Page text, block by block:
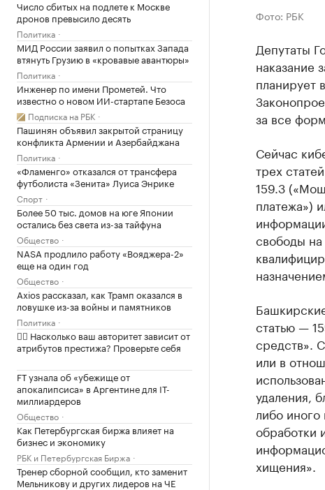
Число сбитых на подлете к Москве
дронов превысило десять
Политика
МИД России заявил о попытках Запада
втянуть Грузию в «кровавые авантюры»
Политика
Инженер по имени Прометей. Что
известно о новом ИИ-стартапе Безоса
Подписка на РБК
Пашинян объявил закрытой страницу
конфликта Армении и Азербайджана
Политика
«Фламенго» отказался от трансфера
футболиста «Зенита» Луиса Энрике
Спорт
Более 50 тыс. домов на юге Японии
остались без света из-за тайфуна
Общество
NASA продлило работу «Вояджера-2»
еще на один год
Общество
Axios рассказал, как Трамп оказался в
ловушке из-за войны и памятников
Политика
✍🏻 Насколько ваш авторитет зависит от
атрибутов престижа? Проверьте себя
FT узнала об «убежище от
апокалипсиса» в Аргентине для IT-
миллиардеров
Общество
Как Петербургская биржа влияет на
бизнес и экономику
РБК и Петербургская Биржа
Тренер сборной сообщил, кто заменит
Мельникову и других лидеров на ЧЕ
Фото: РБК
Депутаты
наказание
планирует
за все
Сейчас
трех
159.3
платежа»)
свободы
статью —
средств».
или в
удаления,
либо
обработки
хищения».